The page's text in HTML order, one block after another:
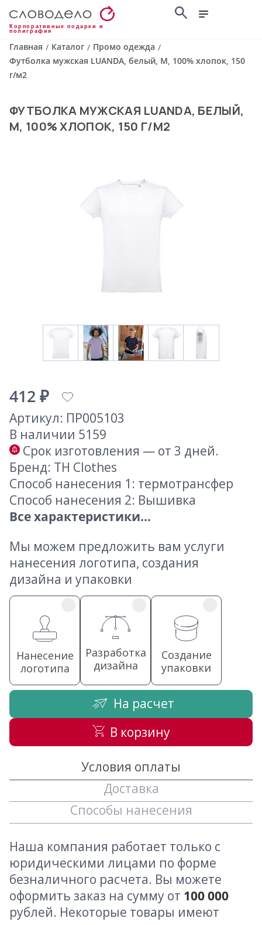
Корпоративные подарки и
полиграфия
Главная / Каталог / Промо одежда /
Футболка мужская LUANDA, белый, M, 100% хлопок, 150
г/м2
ФУТБОЛКА МУЖСКАЯ LUANDA, БЕЛЫЙ,
M, 100% ХЛОПОК, 150 Г/М2
412 ₽
Артикул: ПР005103
В наличии 5159
Срок изготовления — от 3 дней.
Бренд: TH Clothes
Способ нанесения 1: термотрансфер
Способ нанесения 2: Вышивка
Все характеристики...
Мы можем предложить вам услуги
нанесения логотипа, создания
дизайна и упаковки
Нанесение
логотипа
Разработка
дизайна
Создание
упаковки
На расчет
В корзину
Условия оплаты
Доставка
Способы нанесения
Наша компания работает только с
юридическими лицами по форме
безналичного расчета. Вы можете
оформить заказ на сумму от 100 000
рублей. Некоторые товары имеют